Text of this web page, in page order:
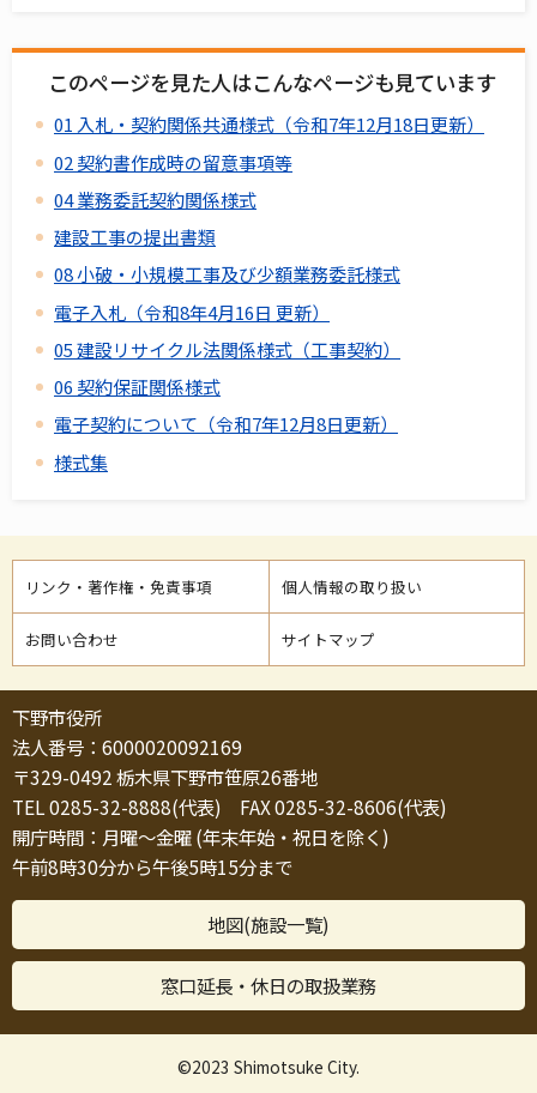
このページを見た人はこんなページも見ています
01 入札・契約関係共通様式（令和7年12月18日更新）
02 契約書作成時の留意事項等
04 業務委託契約関係様式
建設工事の提出書類
08 小破・小規模工事及び少額業務委託様式
電子入札（令和8年4月16日 更新）
05 建設リサイクル法関係様式（工事契約）
06 契約保証関係様式
電子契約について（令和7年12月8日更新）
様式集
リンク・著作権・免責事項 個人情報の取り扱い
お問い合わせ サイトマップ
下野市役所
法人番号：6000020092169
〒329-0492 栃木県下野市笹原26番地
TEL 0285-32-8888(代表) FAX 0285-32-8606(代表)
開庁時間：月曜～金曜 (年末年始・祝日を除く)
午前8時30分から午後5時15分まで
地図(施設一覧)
窓口延長・休日の取扱業務
©2023 Shimotsuke City.